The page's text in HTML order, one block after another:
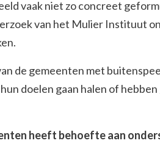
vaak niet zo concreet
van het Mulier Instituut
de gemeenten met
doelen gaan halen of
heeft behoefte aan